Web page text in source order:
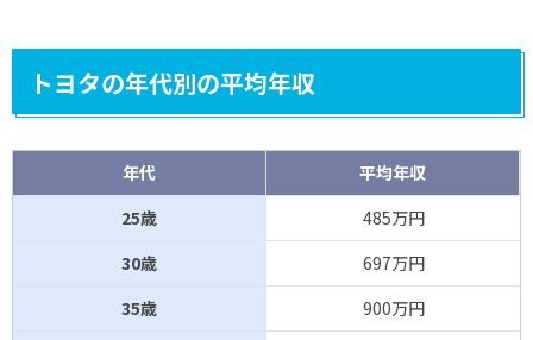
トヨタの年代別の平均年収
年代
平均年収
25歳
485万円
30歳
697万円
35歳
900万円